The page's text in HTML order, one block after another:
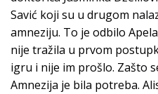
Savić koji su u drugom
amneziju. To je odbilo
nije tražila u prvom
igru i nije im prošlo. Zašto
Amnezija je bila potreba.